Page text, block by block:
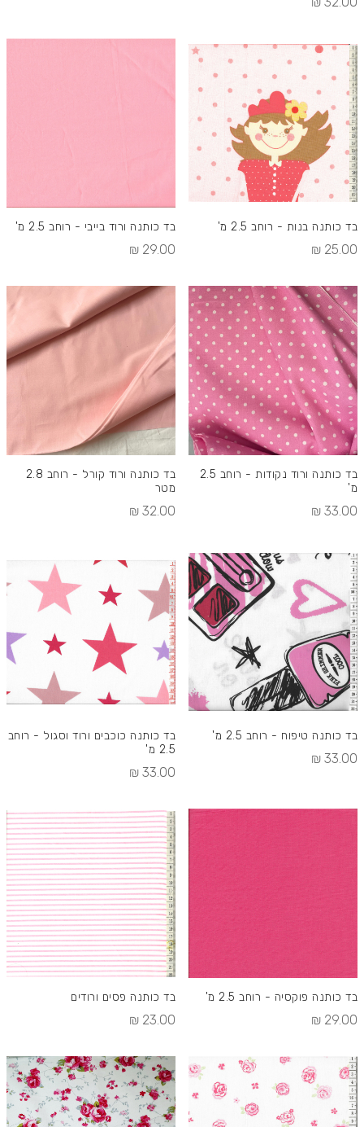
בד כותנה בנות - רוחב 2.5 מ'
25.00 ₪
בד כותנה ורוד בייבי - רוחב 2.5 מ'
29.00 ₪
בד כותנה ורוד נקודות - רוחב 2.5
מ'
33.00 ₪
בד כותנה ורוד קורל - רוחב 2.8
מטר
32.00 ₪
בד כותנה טיפוח - רוחב 2.5 מ'
33.00 ₪
בד כותנה כוכבים ורוד וסגול - רוחב
2.5 מ'
33.00 ₪
בד כותנה פוקסיה - רוחב 2.5 מ'
29.00 ₪
בד כותנה פסים ורודים
23.00 ₪